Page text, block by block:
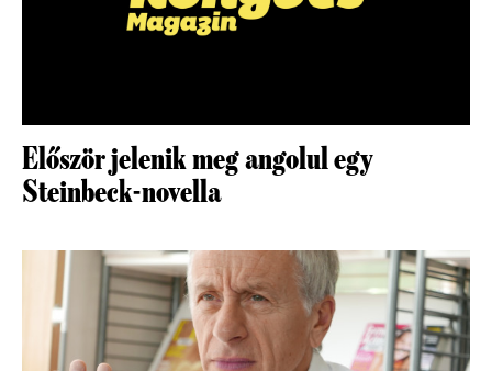
Először jelenik meg angolul egy
Steinbeck-novella